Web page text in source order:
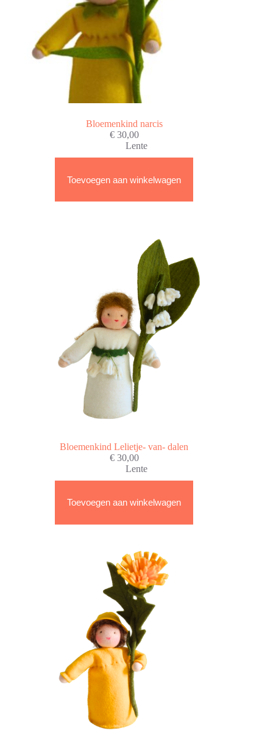
Bloemenkind narcis
€30,00
Lente
Toevoegen aan winkelwagen
Bloemenkind Lelietje- van- dalen
€30,00
Lente
Toevoegen aan winkelwagen